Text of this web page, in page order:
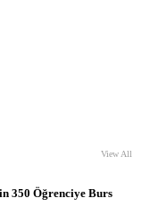
View All
350 Öğrenciye Burs